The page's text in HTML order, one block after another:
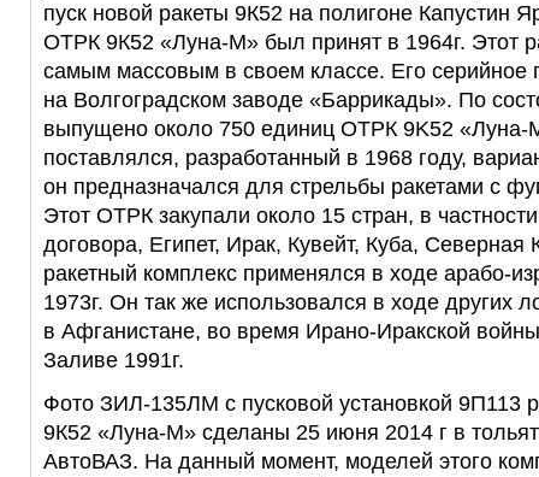
пуск новой ракеты 9К52 на полигоне Капустин
ОТРК 9К52 «Луна-М» был принят в 1964г. Этот
самым массовым в своем классе. Его серийное
на Волгоградском заводе «Баррикады». По
выпущено около 750 единиц ОТРК 9K52 «Луна-
поставлялся, разработанный в 1968 году,
он предназначался для стрельбы ракетами с
Этот ОТРК закупали около 15 стран, в
договора, Египет, Ирак, Кувейт, Куба,
ракетный комплекс применялся в ходе арабо-
1973г. Он так же использовался в ходе других
в Афганистане, во время Ирано-Иракской
Заливе 1991г.
Фото ЗИЛ-135ЛМ с пусковой установкой 9П113
9К52 «Луна-М» сделаны 25 июня 2014 г в
АвтоВАЗ. На данный момент, моделей этого